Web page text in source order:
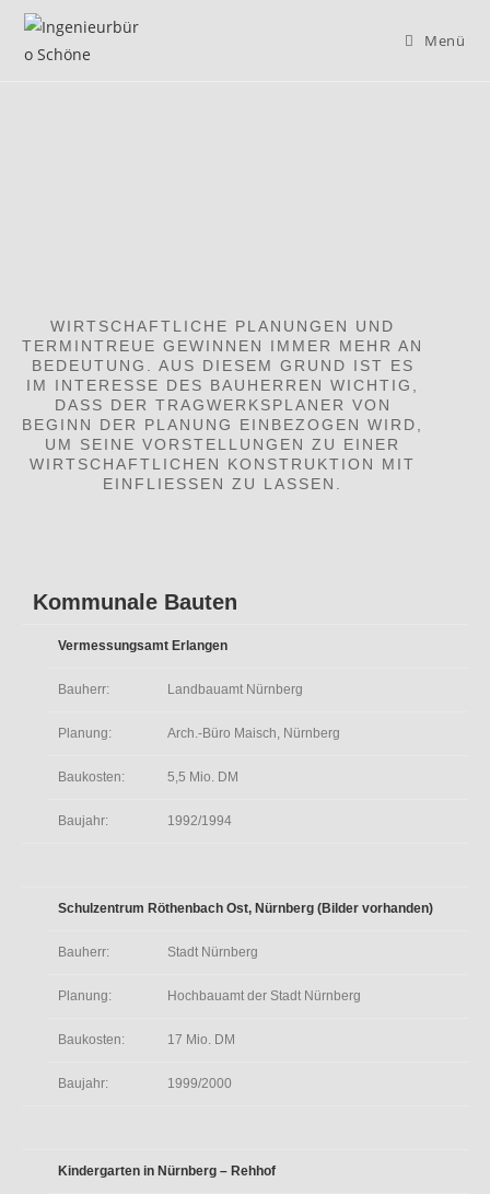
Menü
WIRTSCHAFTLICHE PLANUNGEN UND
TERMINTREUE GEWINNEN IMMER MEHR AN
BEDEUTUNG. AUS DIESEM GRUND IST ES
IM INTERESSE DES BAUHERREN WICHTIG,
DASS DER TRAGWERKSPLANER VON
BEGINN DER PLANUNG EINBEZOGEN WIRD,
UM SEINE VORSTELLUNGEN ZU EINER
WIRTSCHAFTLICHEN KONSTRUKTION MIT
EINFLIESSEN ZU LASSEN.
Kommunale Bauten
Vermessungsamt Erlangen
Bauherr: Landbauamt Nürnberg
Planung: Arch.-Büro Maisch, Nürnberg
Baukosten: 5,5 Mio. DM
Baujahr: 1992/1994
Schulzentrum Röthenbach Ost, Nürnberg (Bilder vorhanden)
Bauherr: Stadt Nürnberg
Planung: Hochbauamt der Stadt Nürnberg
Baukosten: 17 Mio. DM
Baujahr: 1999/2000
Kindergarten in Nürnberg – Rehhof